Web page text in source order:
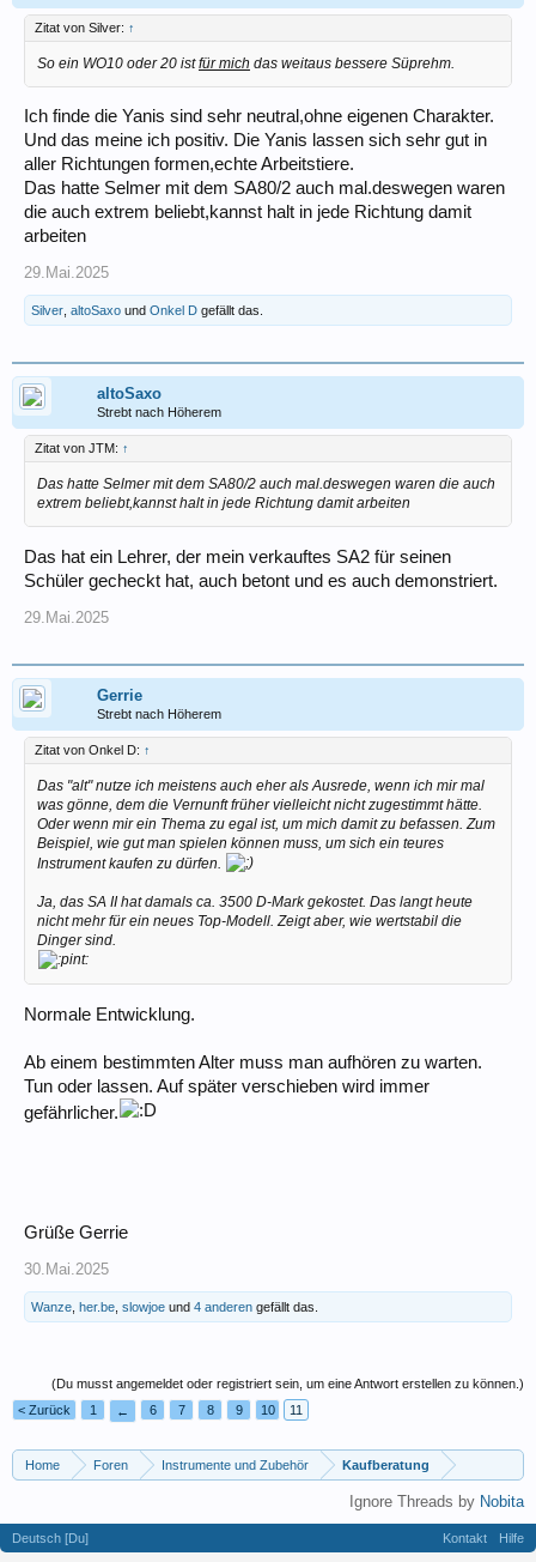
Zitat von Silver: ↑
So ein WO10 oder 20 istfür mich das weitaus bessere Süprehm.
Ich finde die Yanis sind sehr neutral,ohne eigenen Charakter.
Und das meine ich positiv. Die Yanis lassen sich sehr gut in
aller Richtungen formen,echte Arbeitstiere.
Das hatte Selmer mit dem SA80/2 auch mal.deswegen waren
die auch extrem beliebt,kannst halt in jede Richtung damit
arbeiten
29.Mai.2025
Silver altoSaxo und Onkel D gefällt das.
altoSaxo
Strebt nach Höherem
Zitat von JTM: ↑
Das hatte Selmer mit dem SA80/2 auch mal.deswegen waren die auch
extrem beliebt,kannst halt in jede Richtung damit arbeiten
Das hat ein Lehrer, der mein verkauftes SA2 für seinen
Schüler gecheckt hat, auch betont und es auch demonstriert.
29.Mai.2025
Gerrie
Strebt nach Höherem
Zitat von Onkel D: ↑
Das "alt" nutze ich meistens auch eher als Ausrede, wenn ich mir mal
was gönne, dem die Vernunft früher vielleicht nicht zugestimmt hätte.
Oder wenn mir ein Thema zu egal ist, um mich damit zu befassen. Zum
Beispiel, wie gut man spielen können muss, um sich ein teures
Instrument kaufen zu dürfen.
Ja, das SA II hat damals ca. 3500 D-Mark gekostet. Das langt heute
nicht mehr für ein neues Top-Modell. Zeigt aber, wie wertstabil die
Dinger sind.
Normale Entwicklung.
Ab einem bestimmten Alter muss man aufhören zu warten.
Tun oder lassen. Auf später verschieben wird immer
gefährlicher.
Grüße Gerrie
30.Mai.2025
Wanze her.be slowjoe und 4 anderen gefällt das.
(Du musst angemeldet oder registriert sein, um eine Antwort erstellen zu können.)
< Zurück
1 ← 6 7 8 9 10 11
Home Foren Instrumente und Zubehör Kaufberatung
Ignore Threads by Nobita
Deutsch [Du] Kontakt
Hilfe